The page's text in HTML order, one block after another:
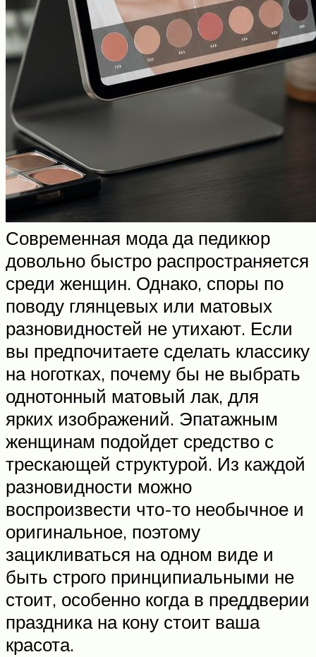
Современная мода да педикюр
довольно быстро распространяется
среди женщин. Однако, споры по
поводу глянцевых или матовых
разновидностей не утихают. Если
вы предпочитаете сделать классику
на ноготках, почему бы не выбрать
однотонный матовый лак, для
ярких изображений. Эпатажным
женщинам подойдет средство с
трескающей структурой. Из каждой
разновидности можно
воспроизвести что-то необычное и
оригинальное, поэтому
зацикливаться на одном виде и
быть строго принципиальными не
стоит, особенно когда в преддверии
праздника на кону стоит ваша
красота.